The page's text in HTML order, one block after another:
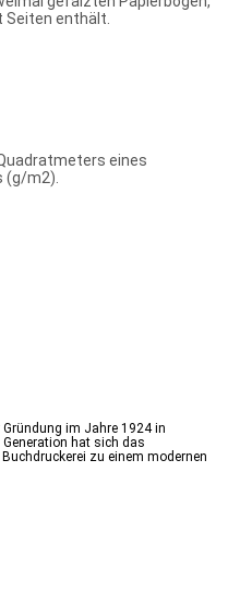
Seiten enthält.
eines
(g/m2).
Gründung im Jahre 1924 in
hat sich das
zu einem modernen